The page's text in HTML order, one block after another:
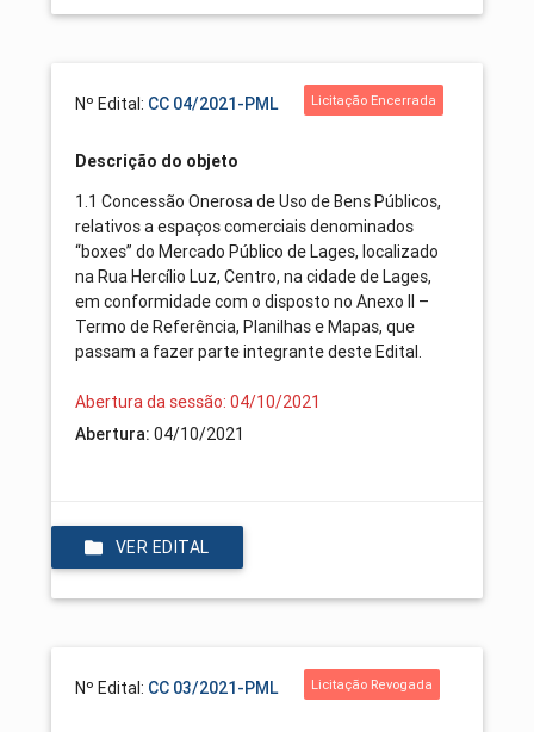
Nº Edital: CC 04/2021-PML Licitação Encerrada
Descrição do objeto
1.1 Concessão Onerosa de Uso de Bens Públicos,
relativos a espaços comerciais denominados
“boxes” do Mercado Público de Lages, localizado
na Rua Hercílio Luz, Centro, na cidade de Lages,
em conformidade com o disposto no Anexo II –
Termo de Referência, Planilhas e Mapas, que
passam a fazer parte integrante deste Edital.
Abertura da sessão: 04/10/2021
Abertura: 04/10/2021
VER EDITAL
Nº Edital: CC 03/2021-PML Licitação Revogada